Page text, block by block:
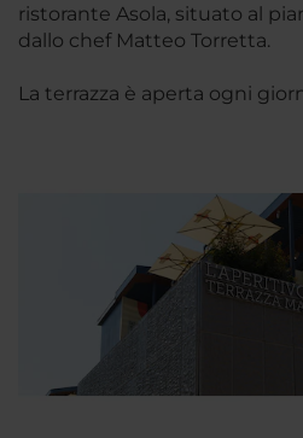
ristorante Asola, situato al
dallo chef Matteo Torretta.
La terrazza è aperta ogni